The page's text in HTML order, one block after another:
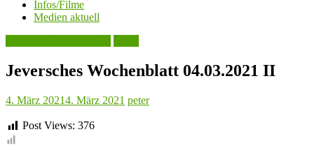
Infos/Filme
Medien aktuell
Jeversches Wochenblatt 04.03.2021 II
4. März 20214. März 2021 peter
Post Views: 376